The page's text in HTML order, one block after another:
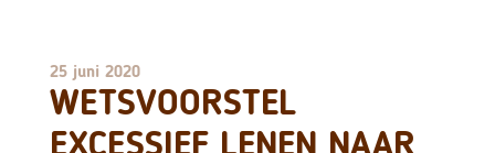
25 juni 2020
WETSVOORSTEL
EXCESSIEF LENEN NAAR